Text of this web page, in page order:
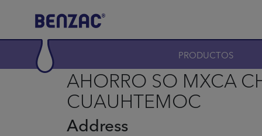
Main navigation PRODUCTOS
AHORRO SO MXCA
CUAUHTEMOC
Address